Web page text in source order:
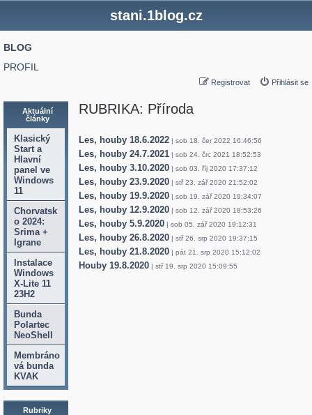
stani.1blog.cz
BLOG
PROFIL
Registrovat Přihlásit se
Aktuální
články
Klasický
Start a
Hlavní
panel ve
Windows
11
Chorvatsk
o 2024:
Srima +
Igrane
Instalace
Windows
X-Lite 11
23H2
Bunda
Polartec
NeoShell
Membráno
vá bunda
KVAK
Rubriky
RUBRIKA: Příroda
Les, houby 18.6.2022| sob 18. čer 2022 16:46:56
Les, houby 24.7.2021| sob 24. črc 2021 18:52:53
Les, houby 3.10.2020| sob 03. říj 2020 17:37:12
Les, houby 23.9.2020| stř 23. zář 2020 21:52:02
Les, houby 19.9.2020| sob 19. zář 2020 19:34:07
Les, houby 12.9.2020| sob 12. zář 2020 18:53:26
Les, houby 5.9.2020| sob 05. zář 2020 19:12:31
Les, houby 26.8.2020| stř 26. srp 2020 19:37:15
Les, houby 21.8.2020| pát 21. srp 2020 15:12:02
Houby 19.8.2020| stř 19. srp 2020 15:09:55